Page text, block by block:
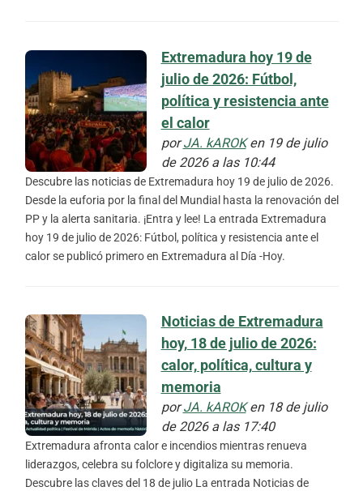
Extremadura hoy 19 de
julio de 2026: Fútbol,
política y resistencia ante
el calor
porJA. kAROKen 19 de julio
de 2026 a las 10:44
Descubre las noticias de Extremadura hoy 19 de julio de 2026.
Desde la euforia por la final del Mundial hasta la renovación del
PP y la alerta sanitaria. ¡Entra y lee! La entrada Extremadura
hoy 19 de julio de 2026: Fútbol, política y resistencia ante el
calor se publicó primero en Extremadura al Día -Hoy.
Noticias de Extremadura
hoy, 18 de julio de 2026:
calor, política, cultura y
memoria
porJA. kAROKen 18 de julio
de 2026 a las 17:40
Extremadura afronta calor e incendios mientras renueva
liderazgos, celebra su folclore y digitaliza su memoria.
Descubre las claves del 18 de julio La entrada Noticias de